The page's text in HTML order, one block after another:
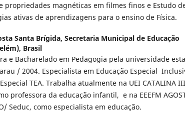
propriedades magnéticas em filmes finos e Estudo
ativas de aprendizagens para o ensino de Física.
Santa Brígida, Secretaria Municipal de Educação
Brasil
e Bacharelado em Pedagogia pela universidade
/ 2004. Especialista em Educação Especial
TEA. Trabalha atualmente na UEI CATALINA
professora da educação infantil, e na EEEFM
Seduc, como especialista em educação.